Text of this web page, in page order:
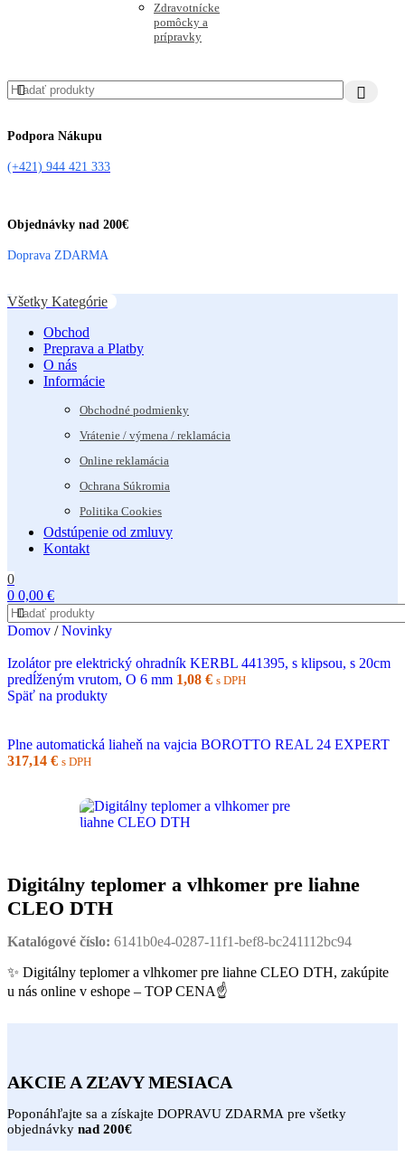
Zdravotnícke
pomôcky a
prípravky
Podpora Nákupu
(+421) 944 421 333
Objednávky nad 200€
Doprava ZDARMA
Všetky Kategórie
Obchod
Preprava a Platby
O nás
Informácie
Obchodné podmienky
Vrátenie / výmena / reklamácia
Online reklamácia
Ochrana Súkromia
Politika Cookies
Odstúpenie od zmluvy
Kontakt
0
0 0,00 €
Domov / Novinky
Izolátor pre elektrický ohradník KERBL 441395, s klipsou, s 20cm
predĺženým vrutom, O 6 mm 1,08 € s DPH
Späť na produkty
Plne automatická liaheň na vajcia BOROTTO REAL 24 EXPERT
317,14 € s DPH
Digitálny teplomer a vlhkomer pre liahne
CLEO DTH
Katalógové číslo: 6141b0e4-0287-11f1-bef8-bc241112bc94
✨ Digitálny teplomer a vlhkomer pre liahne CLEO DTH, zakúpite
u nás online v eshope – TOP CENA☝
AKCIE A ZĽAVY MESIACA
Poponáhľajte sa a získajte DOPRAVU ZDARMA pre všetky
objednávky nad 200€